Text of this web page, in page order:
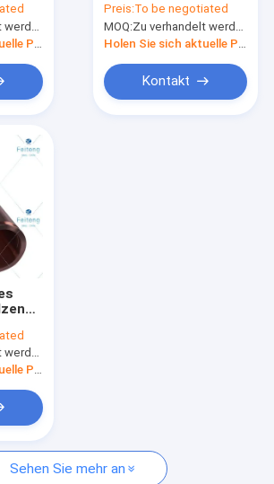
Zitat
Titanteile
Holen Sie sich aktuelle Preis
dauerhaftes
Metallrohr-Ziel
Preis:To be negotiated
MOQ:Zu verhandelt werden
Holen Sie sich aktuelle Preis
Kontakt
Holen Sie sich aktuelle Preis
Sehen Sie mehr an